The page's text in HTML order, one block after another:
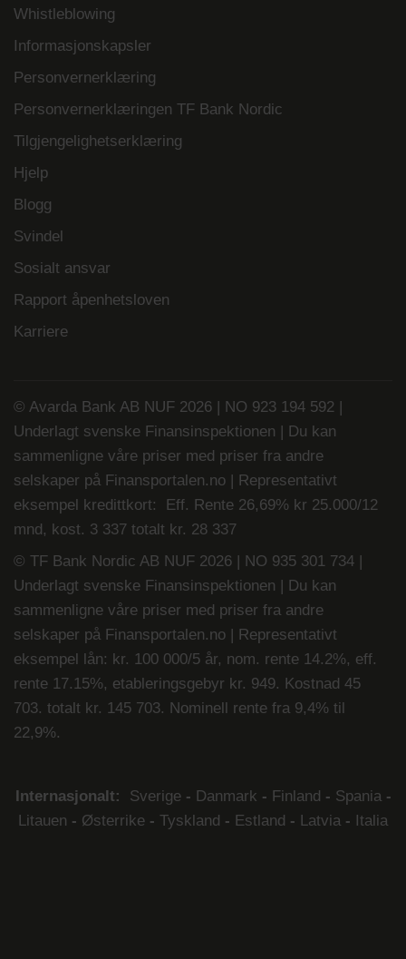
Whistleblowing
Informasjonskapsler
Personvernerklæring
Personvernerklæringen TF Bank Nordic
Tilgjengelighetserklæring
Hjelp
Blogg
Svindel
Sosialt ansvar
Rapport åpenhetsloven
Karriere
© Avarda Bank AB NUF 2026 | NO 923 194 592 |
Underlagt svenske Finansinspektionen | Du kan
sammenligne våre priser med priser fra andre
selskaper på Finansportalen.no | Representativt
eksempel kredittkort: Eff. Rente 26,69% kr 25.000/12
mnd, kost. 3 337 totalt kr. 28 337
© TF Bank Nordic AB NUF 2026 | NO 935 301 734 |
Underlagt svenske Finansinspektionen | Du kan
sammenligne våre priser med priser fra andre
selskaper på Finansportalen.no
Representativt
eksempel lån: kr. 100 000/5 år, nom. rente 14.2%, eff.
rente 17.15%, etableringsgebyr kr. 949. Kostnad 45
703. totalt kr. 145 703. Nominell rente fra 9,4% til
22,9%.
Internasjonalt: Sverige- Danmark - Finland - Spania-
Litauen - Østerrike - Tyskland - Estland - Latvia - Italia